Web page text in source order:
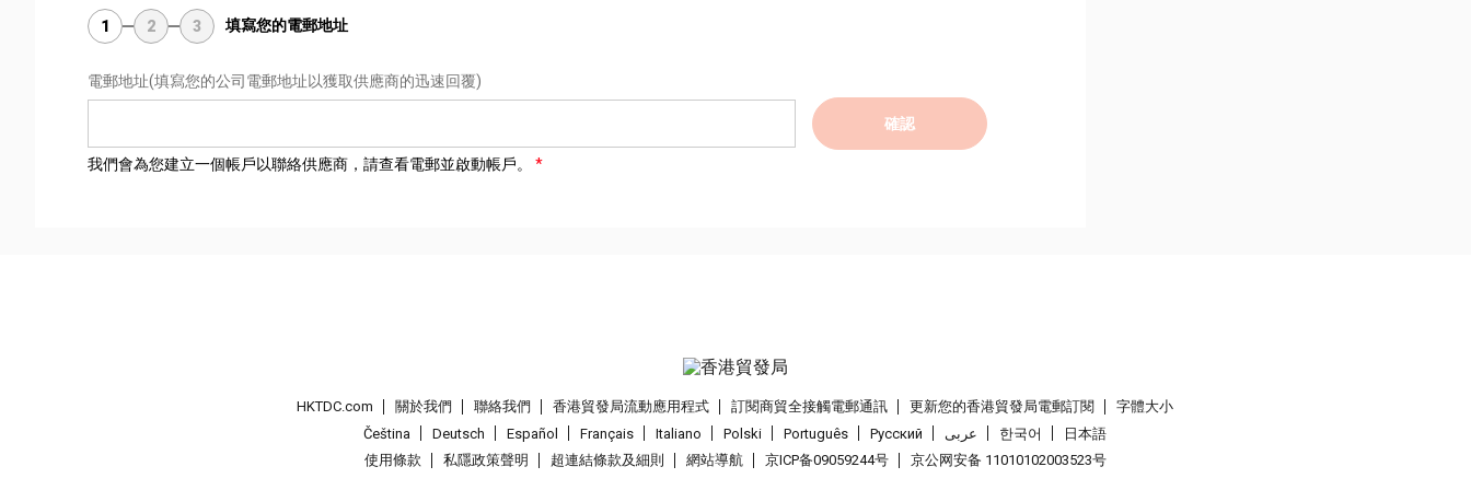
1 2 3 填寫您的電郵地址
電郵地址(填寫您的公司電郵地址以獲取供應商的迅速回覆)
確認
我們會為您建立一個帳戶以聯絡供應商，請查看電郵並啟動帳戶。
HKTDC.com 關於我們 聯絡我們 香港貿發局流動應用程式 訂閱商貿全接觸電郵通訊 更新您的香港貿發局電郵訂閱
字體大小
Čeština
Deutsch Español Français Italiano Polski Português Pусский عربى 한국어
日本語
使用條款
私隱政策聲明 超連結條款及細則 網站導航 京ICP备09059244号 京公网安备 11010102003523号